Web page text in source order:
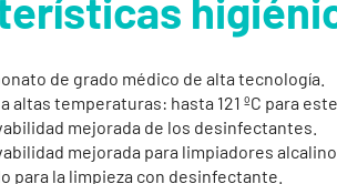
de grado médico de alta tecnología.
altas temperaturas: hasta 121 ºC para
mejorada de los desinfectantes.
mejorada para limpiadores
para la limpieza con desinfectante.